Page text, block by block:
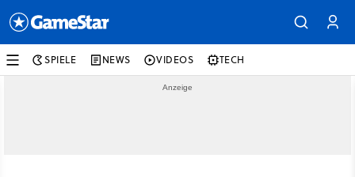
SPIELE NEWS VIDEOS TECH